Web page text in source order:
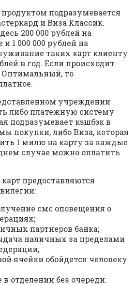
подразумевается
и Виза Классик.
200 000 рублей на
1 000 000 рублей на
таких карт клиенту
в год. Если происходит
Оптимальный, то
учреждении
либо платежную систему
подразумевает кэшбэк в
покупки, либо Виза, которая
1 милю на карту за каждые
случае можно оплатить
предоставляются
смс оповещения о
партнеров банка;
наличных за пределами
ячейки обойдется человеку
отделении без очереди.